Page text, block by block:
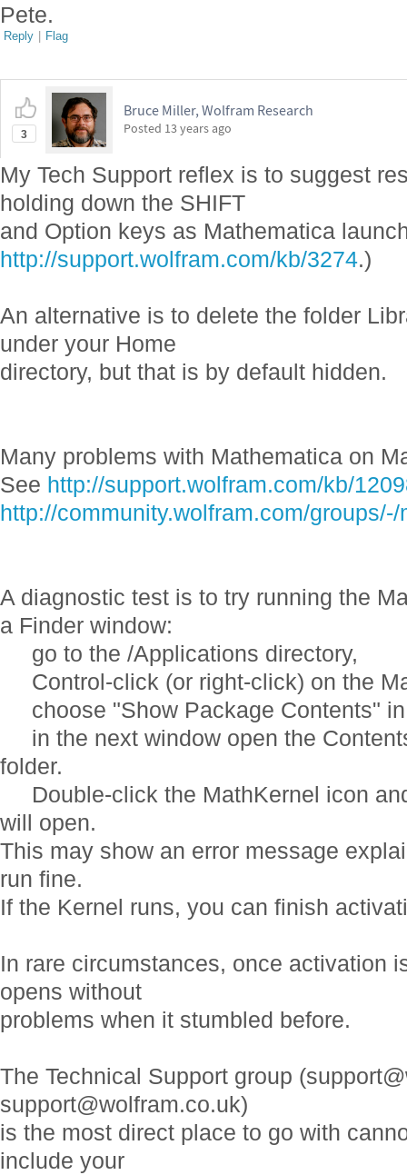
Pete.
Reply | Flag
3
Bruce Miller, Wolfram Research
Posted 13 years ago
My Tech Support reflex is to suggest
holding down the SHIFT
and Option keys as Mathematica
http://support.wolfram.com/kb/3274.)
An alternative is to delete the folder
under your Home
directory, but that is by default hidden.
Many problems with Mathematica on
See http://support.wolfram.com/kb/
http://community.wolfram.com/
A diagnostic test is to try running the
a Finder window:
go to the /Applications directory,
Control-click (or right-click) on the
choose "Show Package Contents"
in the next window open the
folder.
Double-click the MathKernel icon
will open.
This may show an error message
run fine.
If the Kernel runs, you can finish
In rare circumstances, once activation
opens without
problems when it stumbled before.
The Technical Support group
support@wolfram.co.uk)
is the most direct place to go with
include your